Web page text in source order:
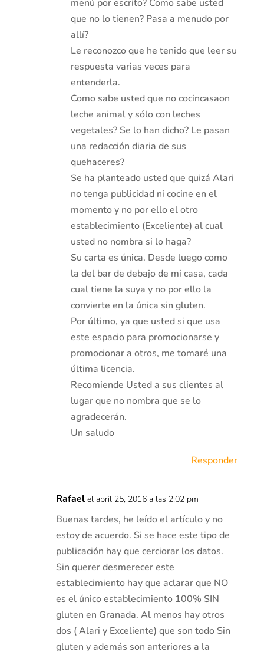
menú por escrito? Como sabe usted
que no lo tienen? Pasa a menudo por
allí?
Le reconozco que he tenido que leer su
respuesta varias veces para
entenderla.
Como sabe usted que no cocincasaon
leche animal y sólo con leches
vegetales? Se lo han dicho? Le pasan
una redacción diaria de sus
quehaceres?
Se ha planteado usted que quizá Alari
no tenga publicidad ni cocine en el
momento y no por ello el otro
establecimiento (Exceliente) al cual
usted no nombra si lo haga?
Su carta es única. Desde luego como
la del bar de debajo de mi casa, cada
cual tiene la suya y no por ello la
convierte en la única sin gluten.
Por último, ya que usted si que usa
este espacio para promocionarse y
promocionar a otros, me tomaré una
última licencia.
Recomiende Usted a sus clientes al
lugar que no nombra que se lo
agradecerán.
Un saludo
Responder
Rafael el abril 25, 2016 a las 2:02 pm
Buenas tardes, he leído el artículo y no
estoy de acuerdo. Si se hace este tipo de
publicación hay que cerciorar los datos.
Sin querer desmerecer este
establecimiento hay que aclarar que NO
es el único establecimiento 100% SIN
gluten en Granada. Al menos hay otros
dos ( Alari y Exceliente) que son todo Sin
gluten y además son anteriores a la